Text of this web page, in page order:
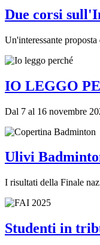
Due corsi
Un'interessante
IO LEGGO
Dal 7 al 16 novembre
Ulivi
I risultati della Finale
Studenti in